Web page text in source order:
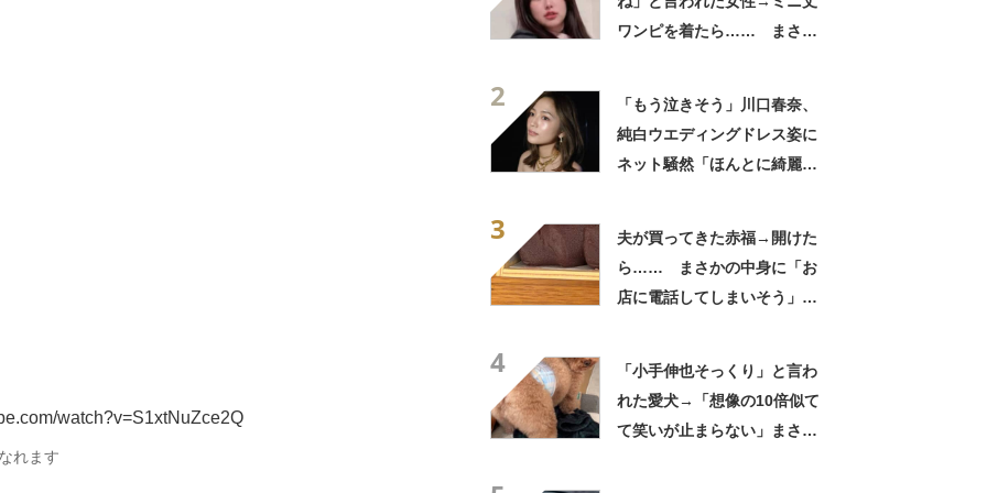
watch?v=S1xtNuZce2Q
れます
ワンピを着たら…… まさか
2
「もう泣きそう」川口春奈、
純白ウエディングドレス姿に
ネット騒然「ほんとに綺麗」
3
夫が買ってきた赤福→開けた
ら…… まさかの中身に「お
店に電話してしまいそう」
4
「小手伸也そっくり」と言わ
れた愛犬→「想像の10倍似て
て笑いが止まらない」まさか